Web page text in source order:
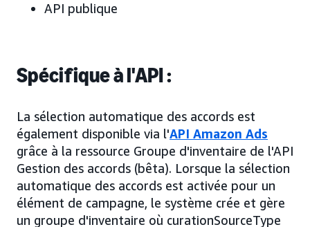
API publique
Spécifique à l'API :
La sélection automatique des accords est
également disponible via l'API Amazon Ads
grâce à la ressource Groupe d'inventaire de l'API
Gestion des accords (bêta). Lorsque la sélection
automatique des accords est activée pour un
élément de campagne, le système crée et gère
un groupe d'inventaire où curationSourceType